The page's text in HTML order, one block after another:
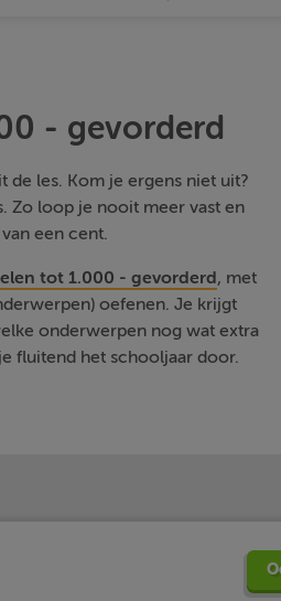
- gevorderd
les. Kom je ergens niet uit?
Zo loop je nooit meer vast en
een cent.
tot 1.000 - gevorderd, met
oefenen. Je krijgt
onderwerpen nog wat extra
fluitend het schooljaar door.